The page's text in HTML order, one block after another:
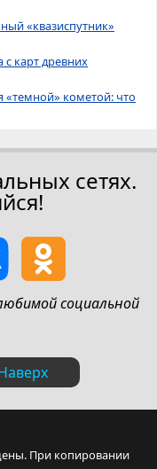
«квазиспутник»
карт древних
«темной» кометой: что
сетях.
социальной
При копировании